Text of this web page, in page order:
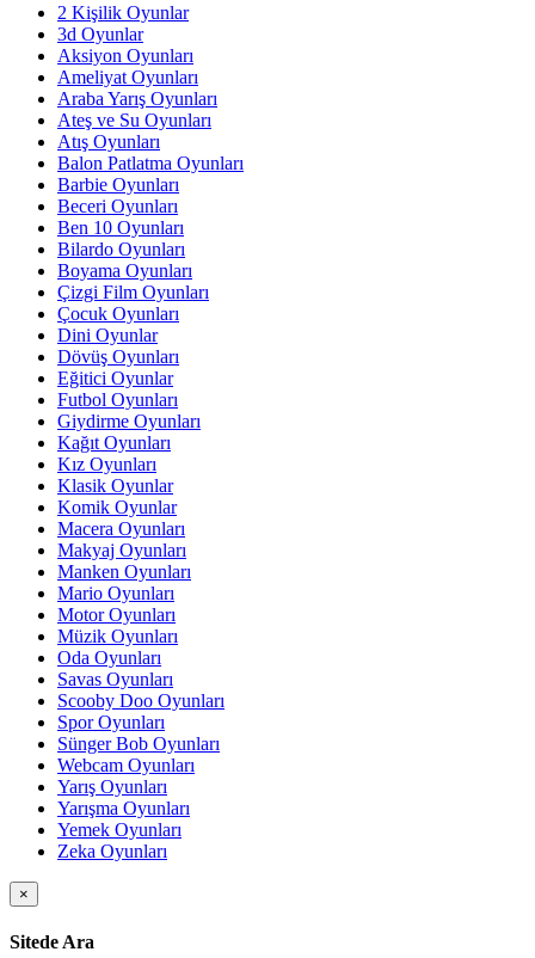
2 Kişilik Oyunlar
3d Oyunlar
Aksiyon Oyunları
Ameliyat Oyunları
Araba Yarış Oyunları
Ateş ve Su Oyunları
Atış Oyunları
Balon Patlatma Oyunları
Barbie Oyunları
Beceri Oyunları
Ben 10 Oyunları
Bilardo Oyunları
Boyama Oyunları
Çizgi Film Oyunları
Çocuk Oyunları
Dini Oyunlar
Dövüş Oyunları
Eğitici Oyunlar
Futbol Oyunları
Giydirme Oyunları
Kağıt Oyunları
Kız Oyunları
Klasik Oyunlar
Komik Oyunlar
Macera Oyunları
Makyaj Oyunları
Manken Oyunları
Mario Oyunları
Motor Oyunları
Müzik Oyunları
Oda Oyunları
Savas Oyunları
Scooby Doo Oyunları
Spor Oyunları
Sünger Bob Oyunları
Webcam Oyunları
Yarış Oyunları
Yarışma Oyunları
Yemek Oyunları
Zeka Oyunları
×
Sitede Ara